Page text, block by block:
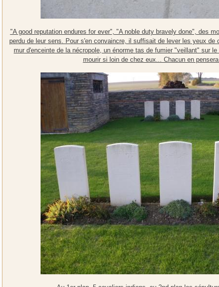
"A good reputation endures for ever", "A noble duty bravely done", des
perdu de leur sens. Pour s'en convaincre, il suffisait de lever les yeux de
mur d'enceinte de la nécropole, un énorme tas de fumier "veillant" sur
mourir si loin de chez eux... Chacun en